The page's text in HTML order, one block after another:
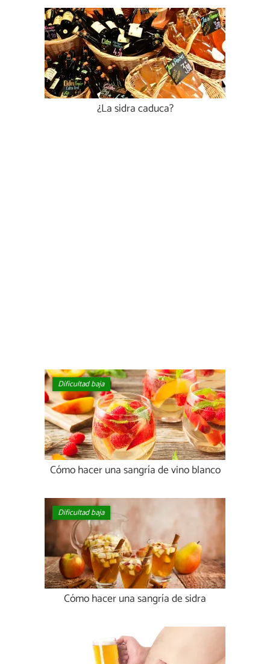
¿La sidra caduca?
Dificultad baja
Cómo hacer una sangría de vino blanco
Dificultad baja
Cómo hacer una sangría de sidra